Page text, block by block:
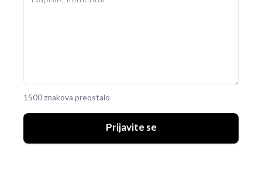
1500 znakova preostalo
Prijavite se